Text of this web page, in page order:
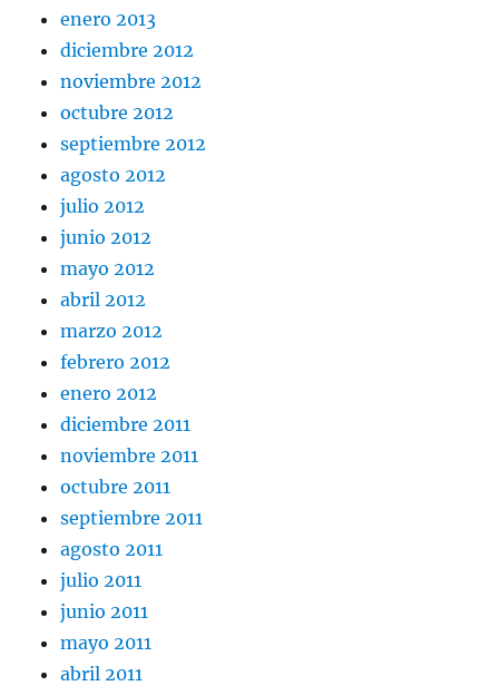
enero 2013
diciembre 2012
noviembre 2012
octubre 2012
septiembre 2012
agosto 2012
julio 2012
junio 2012
mayo 2012
abril 2012
marzo 2012
febrero 2012
enero 2012
diciembre 2011
noviembre 2011
octubre 2011
septiembre 2011
agosto 2011
julio 2011
junio 2011
mayo 2011
abril 2011